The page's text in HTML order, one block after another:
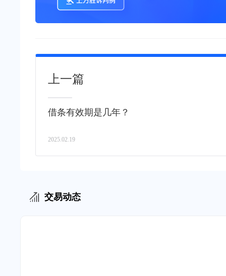
上一篇
借条有效期是几年？
2025.02.19
交易动态